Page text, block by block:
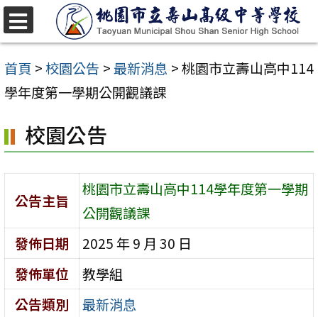
跳
至
主
要
容
區
首頁 >校園公告 >最新消息 >桃園市立壽山高中114
學年度第一學期公開觀議課
校園公告
公告主旨
桃園市立壽山高中114學年度第一學期
公開觀議課
發佈日期
2025 年 9 月 30 日
發佈單位
教學組
公告類別
最新消息
選
單